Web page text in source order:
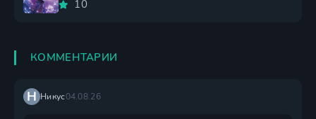
10
КОММЕНТАРИИ
Н Никус04.08.26